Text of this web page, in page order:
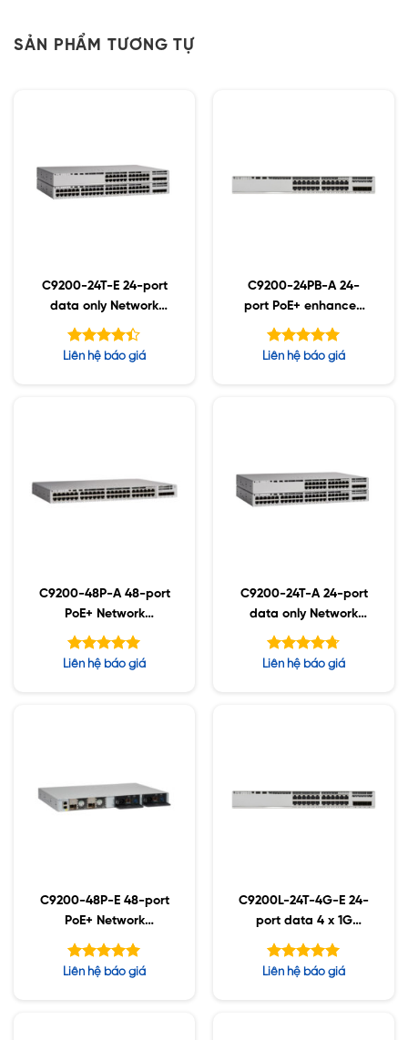
SẢN PHẨM TƯƠNG TỰ
C9200-24T-E 24-port
data only Network
Essentials
Được xếp
Liên hệ báo giá
C9200-24PB-A 24-
port PoE+ enhanced
VRF Network
Được xếp
Liên hệ báo giá
C9200-48P-A 48-port
PoE+ Network
Advantage
Được xếp
Liên hệ báo giá
C9200-24T-A 24-port
data only Network
Advantage
Được xếp
Liên hệ báo giá
C9200-48P-E 48-port
PoE+ Network
Essentials
Được xếp
Liên hệ báo giá
C9200L-24T-4G-E 24-
port data 4 x 1G
Network Essentials
Được xếp
Liên hệ báo giá